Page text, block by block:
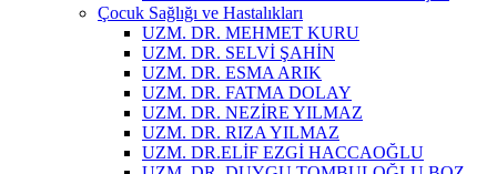
Çocuk Sağlığı ve Hastalıkları
UZM. DR. MEHMET KURU
UZM. DR. SELVİ ŞAHİN
UZM. DR. ESMA ARIK
UZM. DR. FATMA DOLAY
UZM. DR. NEZİRE YILMAZ
UZM. DR. RIZA YILMAZ
UZM. DR.ELİF EZGİ HACCAOĞLU